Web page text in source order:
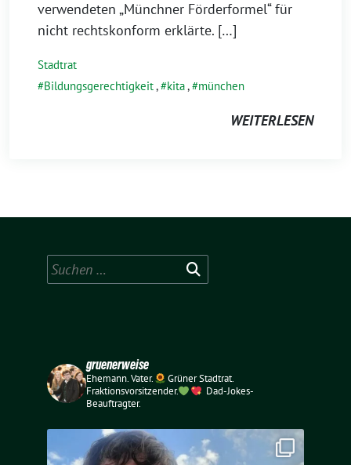
verwendeten „Münchner Förderformel“ für
nicht rechtskonform erklärte. […]
Stadtrat
Bildungsgerechtigkeit, kita, münchen
WEITERLESEN
Suchen
nach:
gruenerweise
Ehemann. Vater.
Grüner Stadtrat.
Fraktionsvorsitzender.
Dad-Jokes-
Beauftragter.